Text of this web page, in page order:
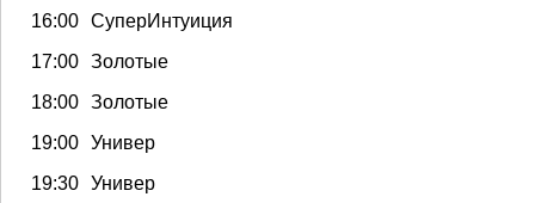
16:00 СуперИнтуиция
17:00 Золотые
18:00 Золотые
19:00 Универ
19:30 Универ